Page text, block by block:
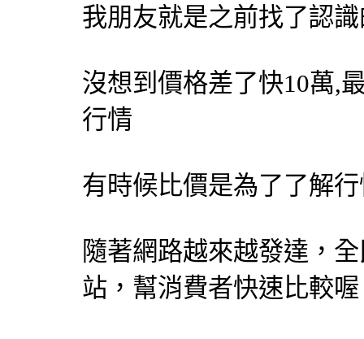
我朋友就是之前找了認
沒想到價格差了快10萬,
行情
有時候比價是為了了解
隨著網路越來越發達，
站，幫消費者快速比較喔